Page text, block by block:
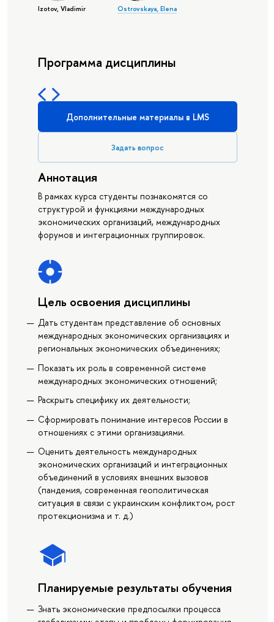
Izotov, Vladimir Ostrovskaya, Elena
Программа дисциплины
Дополнительные материалы в LMS
Задать вопрос
Аннотация
В рамках курса студенты познакомятся со
структурой и функциями международных
экономических организаций, международных
форумов и интеграционных группировок.
Цель освоения дисциплины
Дать студентам представление об основных
международных экономических организациях и
региональных экономических объединениях;
Показать их роль в современной системе
международных экономических отношений;
Раскрыть специфику их деятельности;
Сформировать понимание интересов России в
отношениях с этими организациями.
Оценить деятельность международных
экономических организаций и интеграционных
объединений в условиях внешних вызовов
(пандемия, современная геополитическая
ситуация в связи с украинским конфликтом, рост
протекционизма и т. д.)
Планируемые результаты обучения
Знать экономические предпосылки процесса